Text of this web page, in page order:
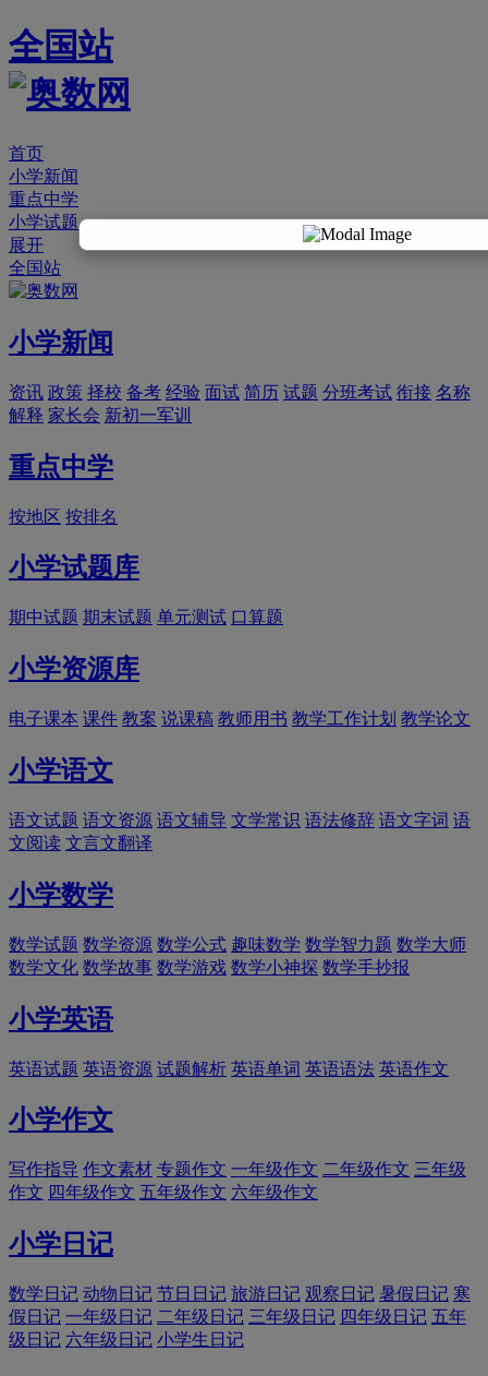
全国站
首页
小学新闻
重点中学
小学试题
展开
全国站
小学新闻
资讯 政策 择校 备考 经验 面试 简历 试题 分班考试 衔接 名称
解释 家长会 新初一军训
重点中学
按地区 按排名
小学试题库
期中试题 期末试题 单元测试 口算题
小学资源库
电子课本 课件 教案 说课稿 教师用书 教学工作计划 教学论文
小学语文
语文试题 语文资源 语文辅导 文学常识 语法修辞 语文字词 语
文阅读 文言文翻译
小学数学
数学试题 数学资源 数学公式 趣味数学 数学智力题 数学大师
数学文化 数学故事 数学游戏 数学小神探 数学手抄报
小学英语
英语试题 英语资源 试题解析 英语单词 英语语法 英语作文
小学作文
写作指导 作文素材 专题作文 一年级作文 二年级作文 三年级
作文 四年级作文 五年级作文 六年级作文
小学日记
数学日记 动物日记 节日日记 旅游日记 观察日记 暑假日记 寒
假日记 一年级日记 二年级日记 三年级日记 四年级日记 五年
级日记 六年级日记 小学生日记